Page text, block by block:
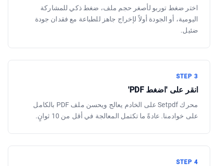
اختر ضغط توربو لأصغر حجم ملف، ضغط ذكي للمشاركة
اليومية، أو الجودة أولاً لإخراج جاهز للطباعة مع فقدان جودة
ضئيل.
STEP
انقر على 'اضغط PDF'
محرك Setpdf على الخادم يعالج ويحسن ملف PDF بالكامل
على خوادمنا. عادةً ما تكتمل المعالجة في أقل من 10 ثوانٍ.
STEP